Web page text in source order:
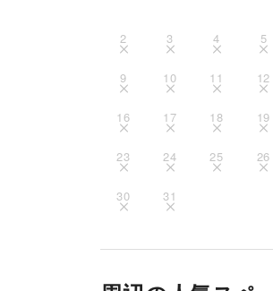
2 3 4 5
9 10 11 12
16 17 18 19
23 24 25 26
30 31